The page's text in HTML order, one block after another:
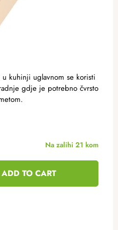
Na zalihi 21 kom
ADD TO CART
kuhinji uglavnom se koristi
gdje je potrebno čvrsto